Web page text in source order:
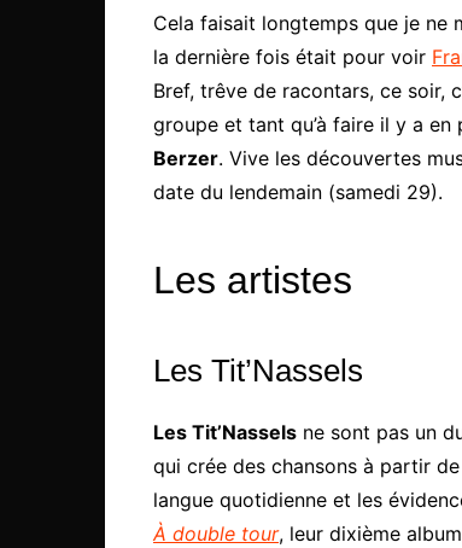
Cela faisait longtemps que je ne
la dernière fois était pour voir
Bref, trêve de racontars, ce soir,
groupe et tant qu’à faire il y a
Berzer. Vive les découvertes
date du lendemain (samedi 29).
Les artistes
Les Tit’Nassels
Les Tit’Nassels ne sont pas un
qui crée des chansons à partir
langue quotidienne et les
À double tour, leur dixième